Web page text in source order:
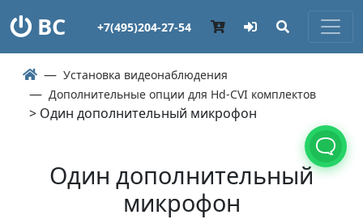
ВС +7(495)204-27-54
Установка видеонаблюдения
Дополнительные опции для Hd-CVI комплектов
> Один дополнительный микрофон
Один дополнительный
микрофон